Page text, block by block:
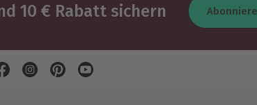
10 € Rabatt sichern